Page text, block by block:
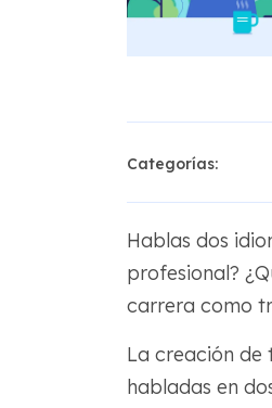
Categorías:
Hablas dos
profesional?
carrera como
La creación de
habladas en